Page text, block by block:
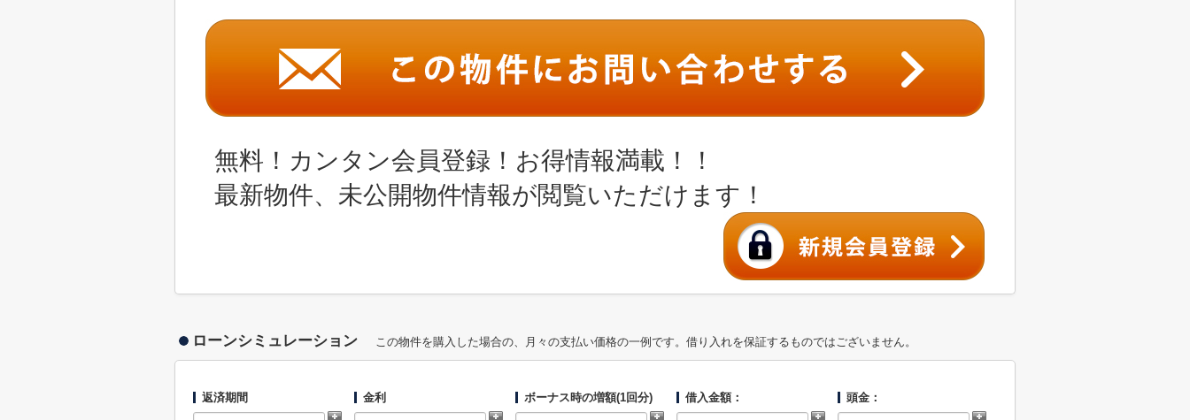
無料！カンタン会員登録！お得情報満載！！
最新物件、未公開物件情報が閲覧いただけます！
ローンシミュレーション この物件を購入した場合の、月々の支払い価格の一例です。借り入れを保証するものではございません。
返済期間 金利 ボーナス時の増額(1回分) 借入金額： 頭金：